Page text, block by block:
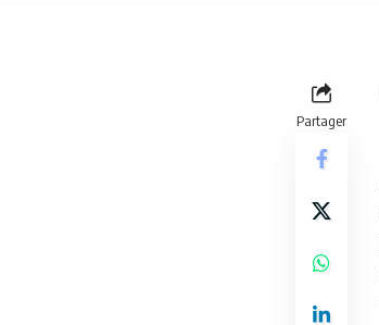
Partager